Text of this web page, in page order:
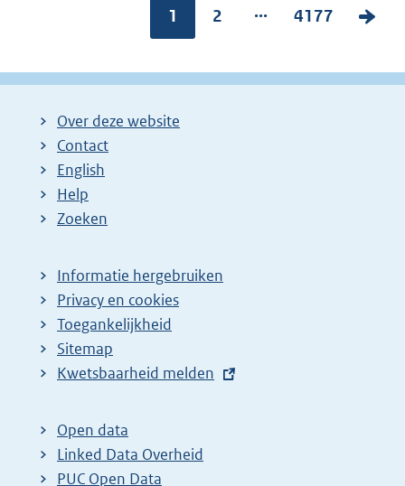
Pagina:
1
P
g
2 ...
P
g
4177
V
l
Over deze website
Contact
English
Help
Zoeken
Informatie hergebruiken
Privacy en cookies
Toegankelijkheid
Sitemap
E
t
e
r
Kwetsbaarheid melden
Open data
Linked Data Overheid
PUC Open Data